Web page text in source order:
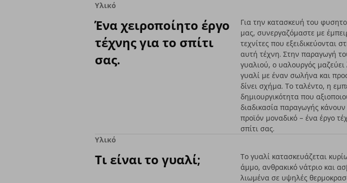
Υλικό
Ένα χειροποίητο έργο
τέχνης για το σπίτι
σας.
Για την κατασκευή του
μας, συνεργαζόμαστε με
τεχνίτες που εξειδικεύονται
αυτή τέχνη. Στην παραγωγή
γυαλιού, ο υαλουργός
γυαλί με έναν σωλήνα και
δίνει σχήμα. Το ταλέντο, η
δημιουργικότητα που
διαδικασία παραγωγής κάνουν
προϊόν μοναδικό – ένα έργο
σπίτι σας.
Υλικό
Τι είναι το γυαλί;
Το γυαλί κατασκευάζεται
άμμο, ανθρακικό νάτριο και
λιωμένα σε υψηλές